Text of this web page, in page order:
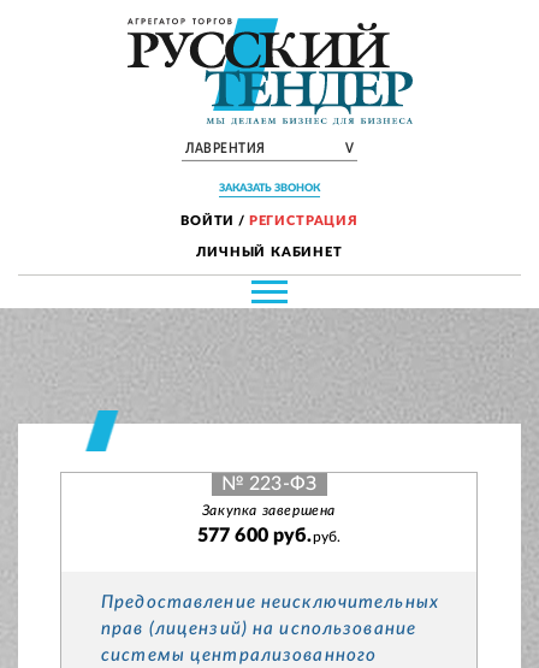
ЛАВРЕНТИЯ V
ЗАКАЗАТЬ ЗВОНОК
ВОЙТИ / РЕГИСТРАЦИЯ
ЛИЧНЫЙ КАБИНЕТ
№ 223-ФЗ
Закупка завершена
577 600 руб.руб.
Предоставление неисключительных
прав (лицензий) на использование
системы централизованного